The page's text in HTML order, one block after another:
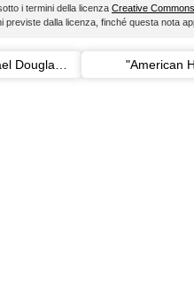
i termini della licenza Creative Commons
previste dalla licenza, finché questa nota
Douglas
"American